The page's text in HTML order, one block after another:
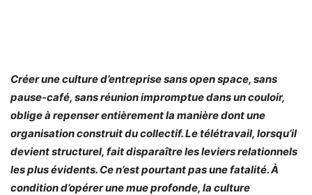
Créer une culture d’entreprise sans open space, sans
pause-café, sans réunion impromptue dans un couloir,
oblige à repenser entièrement la manière dont une
organisation construit du collectif. Le télétravail, lorsqu’il
devient structurel, fait disparaître les leviers relationnels
les plus évidents. Ce n’est pourtant pas une fatalité. À
condition d’opérer une mue profonde, la culture